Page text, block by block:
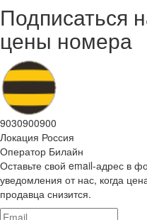
Подписаться
цены номера
9030900900
Локация Россия
Оператор Билайн
Оставьте свой email-адрес в
уведомления от нас, когда
продавца снизится.